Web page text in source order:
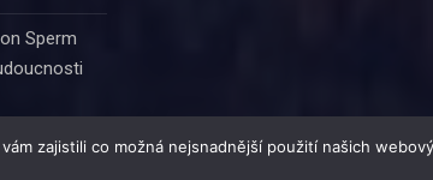
Sperm
zajistili co možná nejsnadnější použití našich